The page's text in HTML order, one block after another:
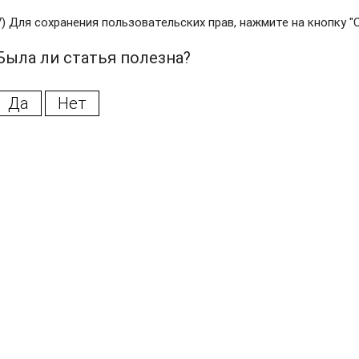
Для сохранения пользовательских прав, нажмите на кнопку
ли статья полезна?
Да Нет